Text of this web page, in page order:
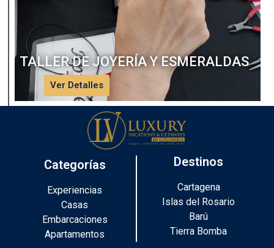
TALLER DE JOYERÍA Y ESMERALDAS
Ver Detalles
Categorías
Experiencias
Casas
Embarcaciones
Apartamentos
Destinos
Cartagena
Islas del Rosario
Barú
Tierra Bomba